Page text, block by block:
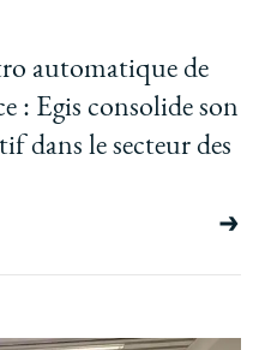
automatique de
: Egis consolide son
dans le secteur des